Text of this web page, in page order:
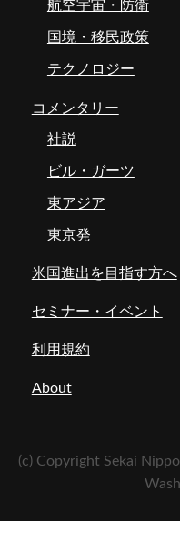
航空宇宙・防衛
国境・移民政策
テクノロジー
コメンタリー
社説
ビル・ガーツ
東アジア
東京発
米国進出を目指す方へ
セミナー・イベント
利用規約
About
(c) Copyright Sekai